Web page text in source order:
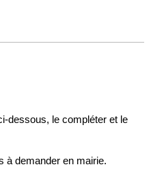
dessous, le compléter et le
à demander en mairie.